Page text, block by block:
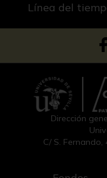
Línea del
Dirección
C/ S. Fernando,